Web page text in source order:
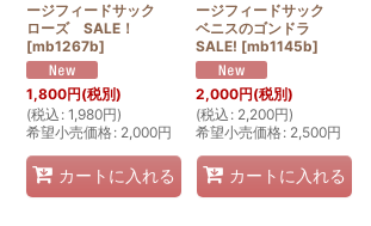
ージフィードサック
ローズ SALE！
[mb1267b]
1,800円(税別)
(税込 : 1,980円)
希望小売価格: 2,000円
カートに入れる
ージフィードサック
ベニスのゴンドラ
SALE! [mb1145b]
2,000円(税別)
(税込 : 2,200円)
希望小売価格: 2,500円
カートに入れる